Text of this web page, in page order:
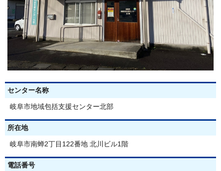
センター名称
岐阜市地域包括支援センター北部
所在地
岐阜市南蝉2丁目122番地 北川ビル1階
電話番号